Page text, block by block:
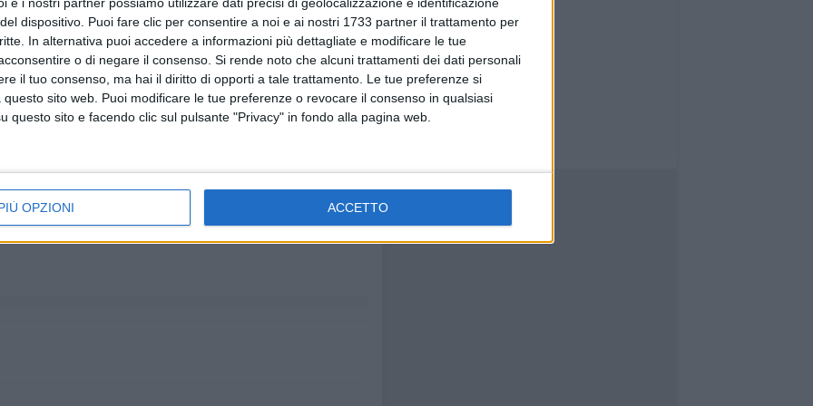
dispositivo. Puoi fare clic per consentire a noi e ai nostri 1733 partner il trattamento per
In alternativa puoi accedere a informazioni più dettagliate e modificare le tue
o di negare il consenso. Si rende noto che alcuni trattamenti dei dati personali
il tuo consenso, ma hai il diritto di opporti a tale trattamento. Le tue preferenze si
sito web. Puoi modificare le tue preferenze o revocare il consenso in qualsiasi
questo sito e facendo clic sul pulsante "Privacy" in fondo alla pagina web.
OPZIONI ACCETTO
denaro) presso intermediari finanziari, in relazione a
aver immesso nei cassetti fiscali di società
di quelle precedenti, crediti fiscali falsi generati da
di lavori di ristrutturazione presso immobili di
agli investigatori l'esistenza delle opere edilizie.
nel corso delle investigazioni, con decreti della
riguardato crediti d'imposta fittizi, creati prima
"Decreto Antifrode").
con altre Procure della Repubblica, atteso il
sopra descritte.